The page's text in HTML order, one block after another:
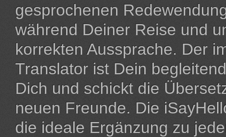
gesprochenen
während Deiner Reise und
korrekten Aussprache. Der
Translator ist Dein
Dich und schickt die
neuen Freunde. Die
die ideale Ergänzung zu